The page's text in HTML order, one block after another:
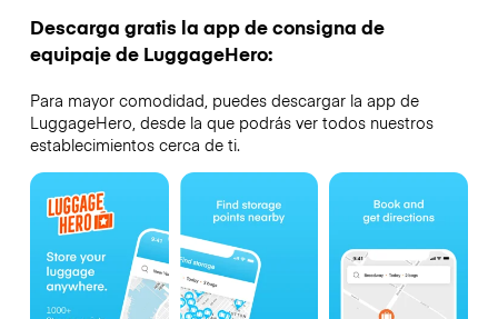
Descarga gratis la app de consigna de
equipaje de LuggageHero:
Para mayor comodidad, puedes descargar la app de
LuggageHero, desde la que podrás ver todos nuestros
establecimientos cerca de ti.